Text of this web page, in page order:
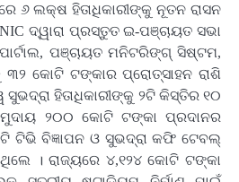
୬ ଲକ୍ଷ ହିତାଧିକାରୀଙ୍କୁ ନୂତନ ରାସନ
ଦ୍ୱାରା ପ୍ରସ୍ତୁତ ଇ-ପଞ୍ଚାୟତ ସଭା
ପଞ୍ଚାୟତ ମନିଟରିଙ୍ଗ୍ ସିଷ୍ଟମ,
୩୨ କୋଟି ଟଙ୍କାର ପ୍ରୋତ୍ସାହନ ରାଶି
ହିତାଧିକାରୀଙ୍କୁ ୨ଟି କିସ୍ତିର ୧୦
୨୦୦ କୋଟି ଟଙ୍କା ପ୍ରଦାନର
ଟିଭି ବିଜ୍ଞାପନ ଓ ସୁଭଦ୍ରା କଫି ଟେବଲ୍
। ରାଜ୍ୟରେ ୪,୧୨୪ କୋଟି ଟଙ୍କା